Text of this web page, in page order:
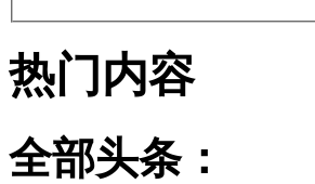
热门内容
全部头条：